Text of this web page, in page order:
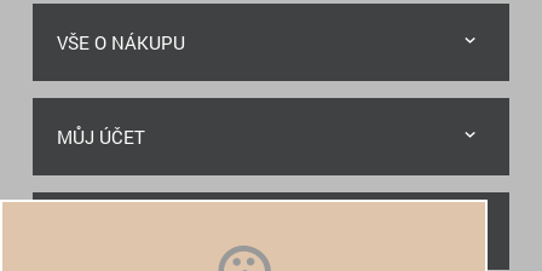
VŠE O NÁKUPU
MŮJ ÚČET